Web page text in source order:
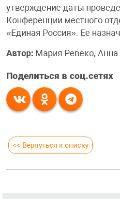
утверждение даты
Конференции местного
«Единая Россия». Ее
Автор: Мария Ревеко,
Поделиться в соц.сетях
<< Вернуться к списку